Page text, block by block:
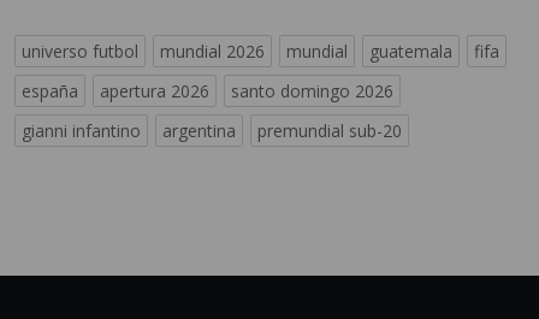
universo futbol mundial 2026 mundial guatemala
fifa
españa
apertura 2026
santo domingo 2026
gianni infantino
argentina premundial sub-20